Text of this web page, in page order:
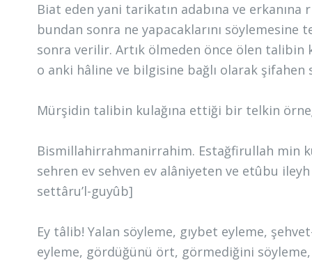
Biat eden yani tarikatın adabına ve
bundan sonra ne yapacaklarını
sonra verilir. Artık ölmeden önce ölen
o anki hâline ve bilgisine bağlı olarak şifahen
Mürşidin talibin kulağına ettiği bir telkin
Bismillahirrahmanirrahim. Estağfirullah min
sehren ev sehven ev alâniyeten ve etûbu
settâru’l-guyûb]
Ey tâlib! Yalan söyleme, gıybet eyleme,
eyleme, gördüğünü ört, görmediğini